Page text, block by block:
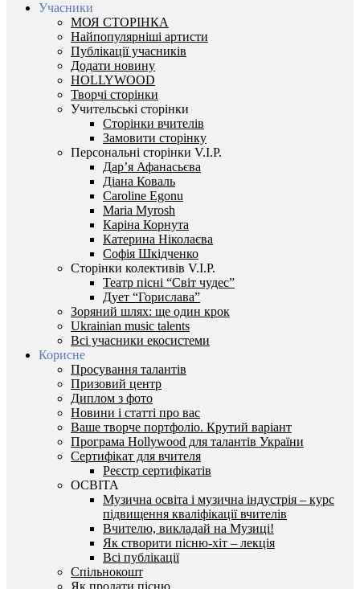
Учасники
МОЯ СТОРІНКА
Найпопулярніші артисти
Публікації учасників
Додати новину
HOLLYWOOD
Творчі сторінки
Учительські сторінки
Сторінки вчителів
Замовити сторінку
Персональні сторінки V.I.P.
Дар’я Афанасьєва
Діана Коваль
Caroline Egonu
Maria Myrosh
Каріна Корнута
Катерина Ніколаєва
Софія Шкідченко
Сторінки колективів V.I.P.
Театр пісні “Світ чудес”
Дует “Горислава”
Зоряний шлях: ще один крок
Ukrainian music talents
Всі учасники екосистеми
Корисне
Просування талантів
Призовий центр
Диплом з фото
Новини і статті про вас
Ваше творче портфоліо. Крутий варіант
Програма Hollywood для талантів України
Сертифікат для вчителя
Реєстр сертифікатів
ОСВІТА
Музична освіта і музична індустрія – курс
підвищення кваліфікації вчителів
Вчителю, викладай на Музиці!
Як створити пісню-хіт – лекція
Всі публікації
Спільнокошт
Як продати пісню